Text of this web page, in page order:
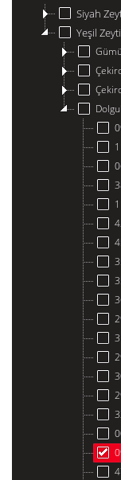
Siyah
Yeşil